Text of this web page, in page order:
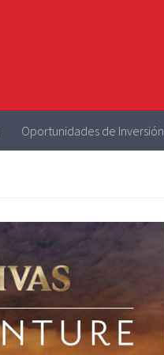
Oportunidades de Inversión